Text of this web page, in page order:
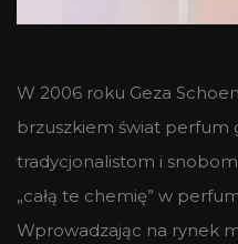
W 2006 roku Geza
brzuszkiem świat perfum
tradycjonalistom i
„całą te chemię” w
Wprowadzając na rynek